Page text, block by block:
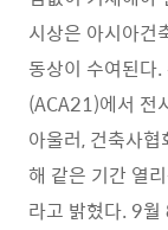
시상은 아시아건
동상이 수여된다
(ACA21)에서 전
아울러, 건축사
해 같은 기간 열
라고 밝혔다. 9